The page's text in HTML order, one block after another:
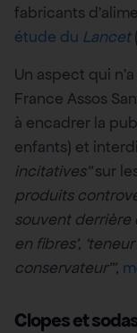
fabricants
étude du Lancet
Un aspect qui
France Assos
à encadrer la
enfants) et
incitatives”sur
produits
souvent derrière
en fibres’,
conservateur’”,
Clopes et